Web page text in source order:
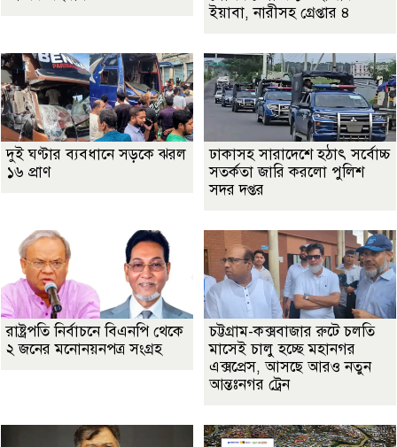
ইয়াবা, নারীসহ গ্রেপ্তার ৪
দুই ঘণ্টার ব্যবধানে সড়কে ঝরল
১৬ প্রাণ
ঢাকাসহ সারাদেশে হঠাৎ সর্বোচ্চ
সতর্কতা জা‌রি করলো পুলিশ
সদর দপ্তর
রাষ্ট্রপতি নির্বাচনে বিএনপি থেকে
২ জনের মনোনয়নপত্র সংগ্রহ
চট্টগ্রাম-কক্সবাজার রুটে চলতি
মাসেই চালু হচ্ছে মহানগর
এক্সপ্রেস, আসছে আরও নতুন
আন্তঃনগর ট্রেন